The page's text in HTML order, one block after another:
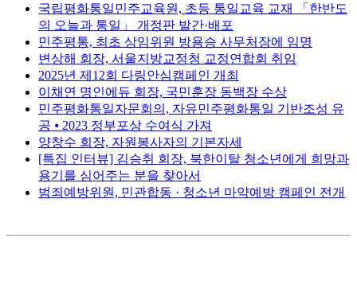
국립평화통일민주교육원, 초등 통일교육 교재 「한반도
의 오늘과 통일」 개정판 발간·배포
민주평통, 최초 상임위원 방용승 사무처장에 임명
변상해 회장, 서울지방교정청 교정연합회 취임
2025년 제12회 다링안심캠페인 개최
이채연 명인에듀 회장, 국민훈장 동백장 수상
민주평화통일자문회의, 자유민주평화통일 기반조성 유
공 ⦁ 2023 정부포상 수여식 가져
양창수 회장, 자원봉사자의 기본자세
[특집 인터뷰] 김승취 회장, 북한이탈 청소년에게 희망과
용기를 심어주는 분을 찾아서
범죄예방위원, 민관합동 · 청소년 마약예방 캠페인 전개